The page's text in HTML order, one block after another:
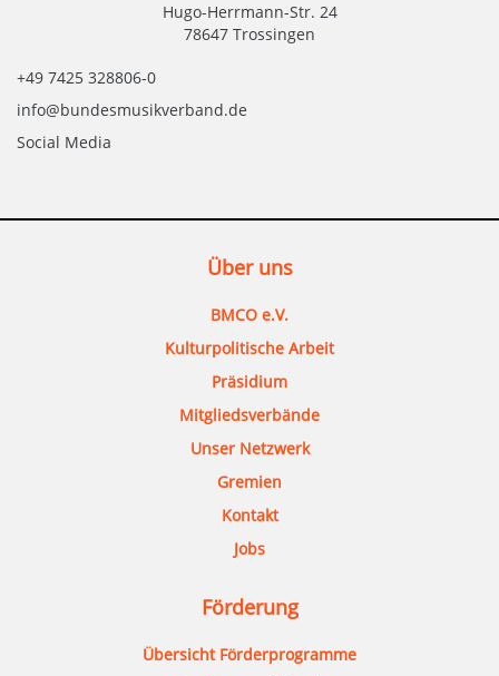
Hugo-Herrmann-Str. 24
78647 Trossingen
+49 7425 328806-0
info@bundesmusikverband.de
Social Media
Über uns
BMCO e.V.
Kulturpolitische Arbeit
Präsidium
Mitgliedsverbände
Unser Netzwerk
Gremien
Kontakt
Jobs
Förderung
Übersicht Förderprogramme